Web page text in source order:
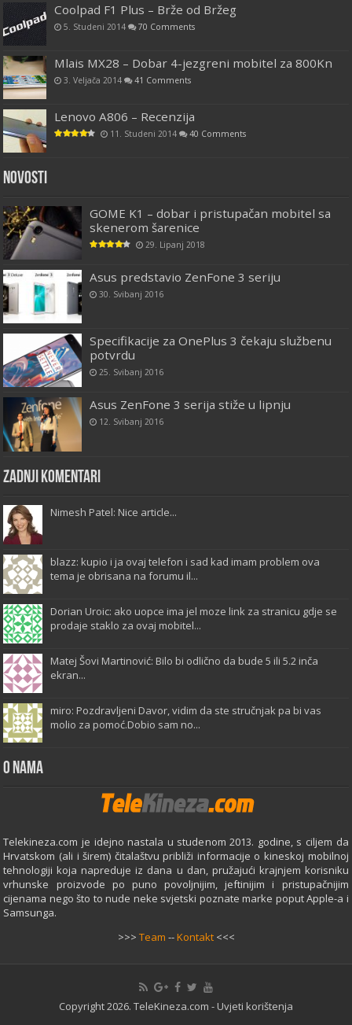
Coolpad F1 Plus – Brže od Bržeg
5. Studeni 2014 70 Comments
Mlais MX28 – Dobar 4-jezgreni mobitel za 800Kn
3. Veljača 2014 41 Comments
Lenovo A806 – Recenzija
11. Studeni 2014 40 Comments
Novosti
GOME K1 – dobar i pristupačan mobitel sa
skenerom šarenice
29. Lipanj 2018
Asus predstavio ZenFone 3 seriju
30. Svibanj 2016
Specifikacije za OnePlus 3 čekaju službenu
potvrdu
25. Svibanj 2016
Asus ZenFone 3 serija stiže u lipnju
12. Svibanj 2016
Zadnji komentari
Nimesh Patel: Nice article...
blazz: kupio i ja ovaj telefon i sad kad imam problem ova
tema je obrisana na forumu il...
Dorian Uroic: ako uopce ima jel moze link za stranicu gdje se
prodaje staklo za ovaj mobitel...
Matej Šovi Martinović: Bilo bi odlično da bude 5 ili 5.2 inča
ekran...
miro: Pozdravljeni Davor, vidim da ste stručnjak pa bi vas
molio za pomoć.Dobio sam no...
O Nama
Telekineza.com je idejno nastala u studenom 2013. godine, s ciljem da
Hrvatskom (ali i širem) čitalaštvu približi informacije o kineskoj mobilnoj
tehnologiji koja napreduje iz dana u dan, pružajući krajnjem korisniku
vrhunske proizvode po puno povoljnijim, jeftinijim i pristupačnijim
cijenama nego što to nude neke svjetski poznate marke poput Apple-a i
Samsunga.
>>> Team --Kontakt<<<
Copyright 2026. TeleKineza.com - Uvjeti korištenja